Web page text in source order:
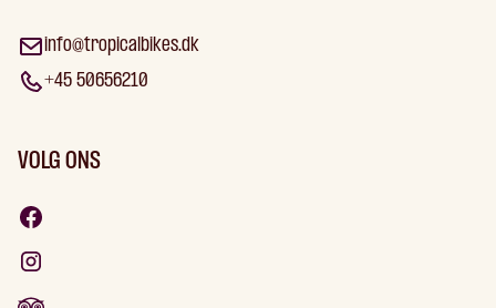
info@tropicalbikes.dk
+45 50656210
VOLG ONS